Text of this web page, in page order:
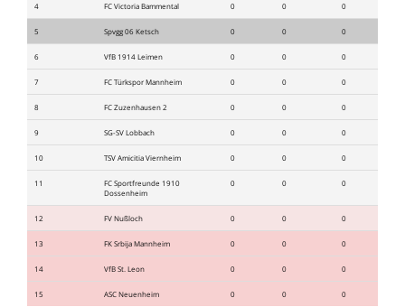
4 FC Victoria Bammental 0 0 0
5 Spvgg 06 Ketsch 0 0 0
6 VfB 1914 Leimen 0 0 0
7 FC Türkspor Mannheim 0 0 0
8 FC Zuzenhausen 2 0 0 0
9 SG-SV Lobbach 0 0 0
10 TSV Amicitia Viernheim 0 0 0
11
FC Sportfreunde 1910
Dossenheim
0 0 0
12 FV Nußloch 0 0 0
13 FK Srbija Mannheim 0 0 0
14 VfB St. Leon 0 0 0
15 ASC Neuenheim 0 0 0